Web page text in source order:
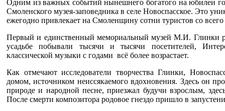
Одним из важных событий нынешнего богатого на юбилеи
Смоленского музея-заповедника в селе Новоспасское. Это
ежегодно привлекает на Смоленщину сотни туристов со
Первый и единственный мемориальный музей М.И. Глинки
усадьбе побывали тысячи и тысячи посетителей,
классической музыки с годами всё более возрастает.
Как отмечают исследователи творчества Глинки,
домом, источником неиссякаемого вдохновения. Здесь он
природе и народной песне, приезжал будучи взрослым,
После смерти композитора родовое гнездо пришло в